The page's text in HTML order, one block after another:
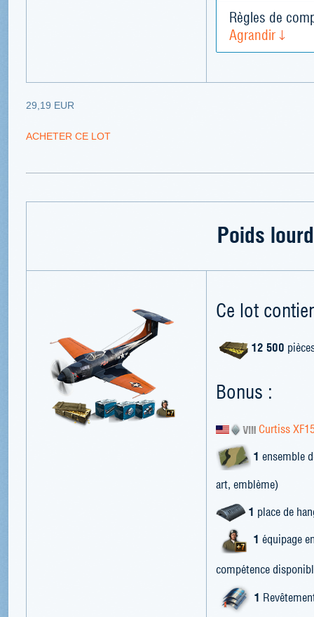
Règles de
Agrandir
29,19 EUR
ACHETER CE LOT
Poids lourd
Ce lot
12 500
Bonus :
Curtiss
1 ensemble
art, emblème)
1 place de
1 équipage
compétence
1